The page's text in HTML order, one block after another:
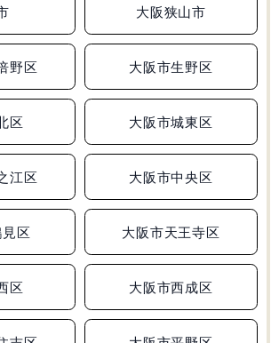
歌山県
0120-4119-01
受付時間 10:00～19:00
大阪狭山市
野区 大阪市生野区
区 大阪市城東区
江区 大阪市中央区
区 大阪市天王寺区
区 大阪市西成区